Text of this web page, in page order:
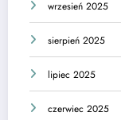
wrzesień 2025
sierpień 2025
lipiec 2025
czerwiec 2025